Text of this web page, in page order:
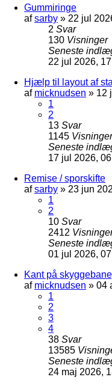
Gummiringe
afsarby » 22 jul
2 Svar
130 Visninger
Seneste
22 jul 2026,
Hjælp til layout af
af micknudsen » 12
1
2
13 Svar
1145 Visninger
Seneste
17 jul 2026,
Remise / sporskifte
afsarby » 23 jun
1
2
10 Svar
2412
Seneste
01 jul 2026,
Kant på
af micknudsen » 04
1
2
3
4
38 Svar
13585
Seneste
24 maj 2026,